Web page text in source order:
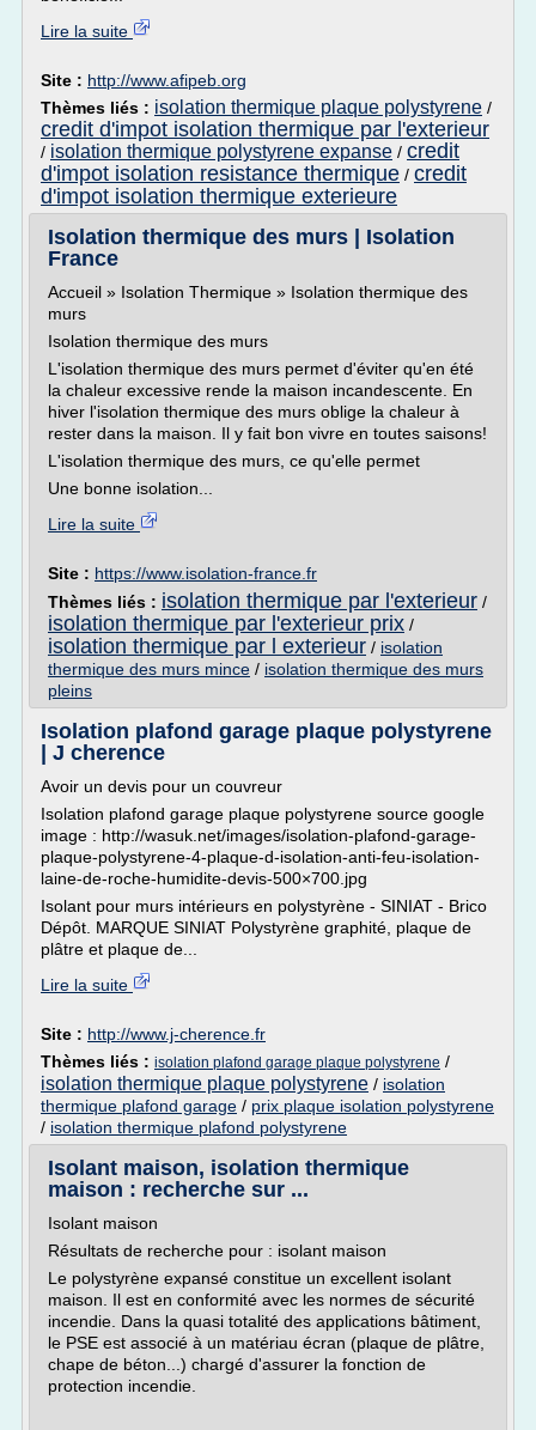
Lire la suite
Site : http://www.afipeb.org
Thèmes liés : isolation thermique plaque polystyrene /
credit d'impot isolation thermique par l'exterieur
/ isolation thermique polystyrene expanse / credit
d'impot isolation resistance thermique / credit
d'impot isolation thermique exterieure
Isolation thermique des murs | Isolation
France
Accueil » Isolation Thermique » Isolation thermique des
murs
Isolation thermique des murs
L'isolation thermique des murs permet d'éviter qu'en été
la chaleur excessive rende la maison incandescente. En
hiver l'isolation thermique des murs oblige la chaleur à
rester dans la maison. Il y fait bon vivre en toutes saisons!
L'isolation thermique des murs, ce qu'elle permet
Une bonne isolation...
Lire la suite
Site : https://www.isolation-france.fr
Thèmes liés : isolation thermique par l'exterieur /
isolation thermique par l'exterieur prix /
isolation thermique par l exterieur / isolation
thermique des murs mince / isolation thermique des murs
pleins
Isolation plafond garage plaque polystyrene
| J cherence
Avoir un devis pour un couvreur
Isolation plafond garage plaque polystyrene source google
image : http://wasuk.net/images/isolation-plafond-garage-
plaque-polystyrene-4-plaque-d-isolation-anti-feu-isolation-
laine-de-roche-humidite-devis-500×700.jpg
Isolant pour murs intérieurs en polystyrène - SINIAT - Brico
Dépôt. MARQUE SINIAT Polystyrène graphité, plaque de
plâtre et plaque de...
Lire la suite
Site : http://www.j-cherence.fr
Thèmes liés : isolation plafond garage plaque polystyrene /
isolation thermique plaque polystyrene / isolation
thermique plafond garage / prix plaque isolation polystyrene
/ isolation thermique plafond polystyrene
Isolant maison, isolation thermique
maison : recherche sur ...
Isolant maison
Résultats de recherche pour : isolant maison
Le polystyrène expansé constitue un excellent isolant
maison. Il est en conformité avec les normes de sécurité
incendie. Dans la quasi totalité des applications bâtiment,
le PSE est associé à un matériau écran (plaque de plâtre,
chape de béton...) chargé d'assurer la fonction de
protection incendie.